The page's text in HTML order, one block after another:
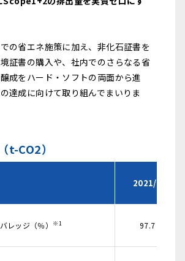
の省エネ施策に加え、非化石証書を
証書の購入や、社内でのさらなる省
成をハード・ソフトの両面から進
達成に向けて取り組んでまいりま
t-CO2）
2021/9
レッジ（％） ※1 97.7